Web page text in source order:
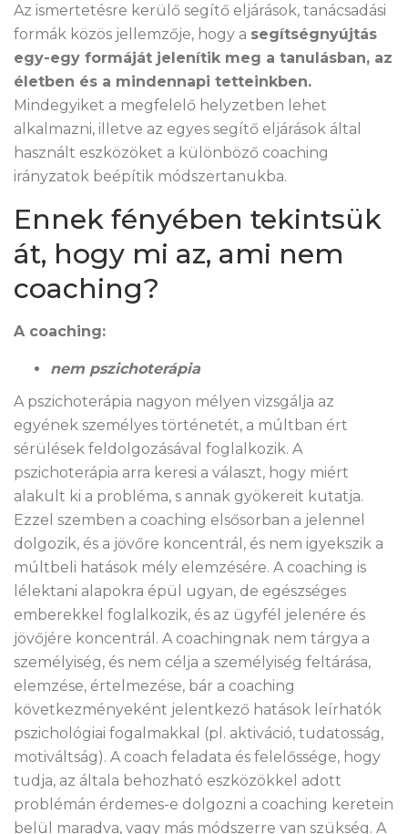
Az ismertetésre kerülő segítő eljárások, tanácsadási
formák közös jellemzője, hogy a segítségnyújtás
egy-egy formáját jelenítik meg a tanulásban, az
életben és a mindennapi tetteinkben.
Mindegyiket a megfelelő helyzetben lehet
alkalmazni, illetve az egyes segítő eljárások által
használt eszközöket a különböző coaching
irányzatok beépítik módszertanukba.
Ennek fényében tekintsük
át, hogy mi az, ami nem
coaching?
A coaching:
nem pszichoterápia
A pszichoterápia nagyon mélyen vizsgálja az
egyének személyes történetét, a múltban ért
sérülések feldolgozásával foglalkozik. A
pszichoterápia arra keresi a választ, hogy miért
alakult ki a probléma, s annak gyökereit kutatja.
Ezzel szemben a coaching elsősorban a jelennel
dolgozik, és a jövőre koncentrál, és nem igyekszik a
múltbeli hatások mély elemzésére. A coaching is
lélektani alapokra épül ugyan, de egészséges
emberekkel foglalkozik, és az ügyfél jelenére és
jövőjére koncentrál. A coachingnak nem tárgya a
személyiség, és nem célja a személyiség feltárása,
elemzése, értelmezése, bár a coaching
következményeként jelentkező hatások leírhatók
pszichológiai fogalmakkal (pl. aktiváció, tudatosság,
motiváltság). A coach feladata és felelőssége, hogy
tudja, az általa behozható eszközökkel adott
problémán érdemes-e dolgozni a coaching keretein
belül maradva, vagy más módszerre van szükség. A